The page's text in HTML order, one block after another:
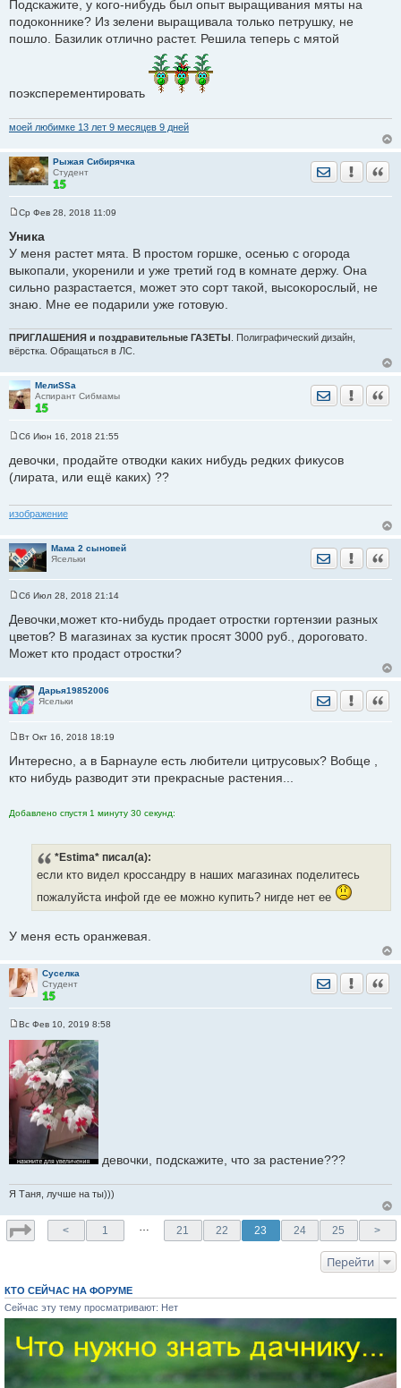
о
б
е
Подскажите, у кого-нибудь был опыт выращивания мяты на
подоконнике? Из зелени выращивала только петрушку, не
пошло. Базилик отлично растет. Решила теперь с мятой
поэксперементировать
моей любимке 13 лет 9 месяцев 9 дней
Рыжая Сибирячка
Студент
Отправить
о
б
е
н
е
Ср Фев 28, 2018 11:09
Уника
У меня растет мята. В простом горшке, осенью с огорода
выкопали, укоренили и уже третий год в комнате держу. Она
сильно разрастается, может это сорт такой, высокорослый, не
знаю. Мне ее подарили уже готовую.
ПРИГЛАШЕНИЯ и поздравительные ГАЗЕТЫ
. Полиграфический дизайн,
вёрстка. Обращаться в ЛС.
МелиSSа
Аспирант Сибмамы
Отправить
о
б
н
и
Сб Июн 16, 2018 21:55
девочки, продайте отводки каких нибудь редких фикусов
(лирата, или ещё каких) ??
изображение
Мама 2 сыновей
Ясельки
Отправить
о
б
е
и
е
Сб Июл 28, 2018 21:14
Девочки,может кто-нибудь продает отростки гортензии разных
цветов? В магазинах за кустик просят 3000 руб., дороговато.
Может кто продаст отростки?
Дарья19852006
Ясельки
Отправить
о
б
н
Вт Окт 16, 2018 18:19
Интересно, а в Барнауле есть любители цитрусовых? Вобще ,
кто нибудь разводит эти прекрасные растения...
Добавлено спустя 1 минуту 30 секунд:
*Estima* писал(а):
если кто видел кроссандру в наших магазинах поделитесь
пожалуйста инфой где ее можно купить? нигде нет ее
У меня есть оранжевая.
Суселка
Студент
Отправить
о
б
щ
н
и
Вс Фев 10, 2019 8:58
девочки, подскажите, что за растение???
Я Таня, лучше на ты)))
< 1 21 22 23 24 25 >
Перейти
КТО СЕЙЧАС НА ФОРУМЕ
Сейчас эту тему просматривают: Нет